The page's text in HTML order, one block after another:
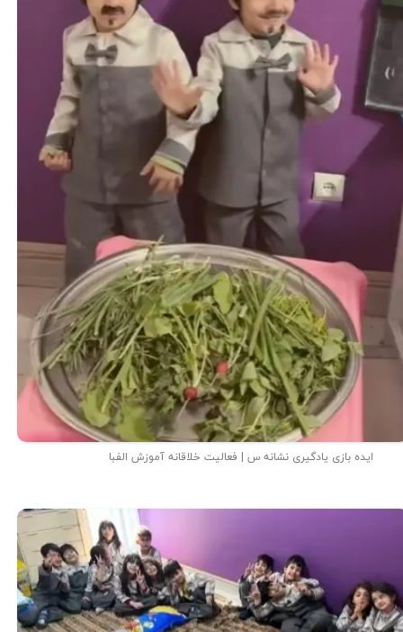
ایده بازی یادگیری نشانه س | فعالیت خلاقانه آموزش الفبا